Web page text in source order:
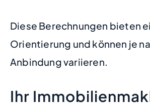
Diese Berechnungen bieten
Orientierung und können je
Anbindung variieren.
Ihr